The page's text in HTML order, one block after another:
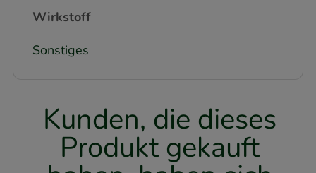
Wirkstoff
Sonstiges
Kunden, die dieses
Produkt gekauft